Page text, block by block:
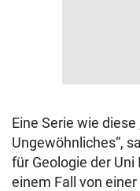
Eine Serie wie
Ungewöhnliches“,
für Geologie der Uni
einem Fall von